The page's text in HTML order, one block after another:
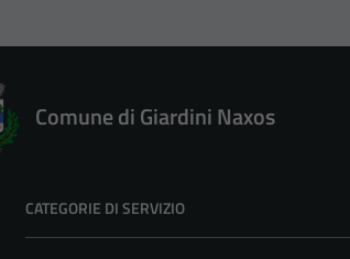
Comune di Giardini Naxos
CATEGORIE DI SERVIZIO